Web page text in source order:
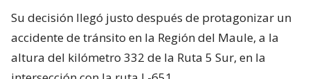
Su decisión llegó justo después de protagonizar un
accidente de tránsito en la Región del Maule, a la
altura del kilómetro 332 de la Ruta 5 Sur, en la